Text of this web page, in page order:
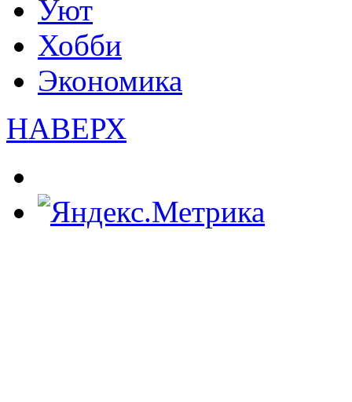
Уют
Хобби
Экономика
НАВЕРХ